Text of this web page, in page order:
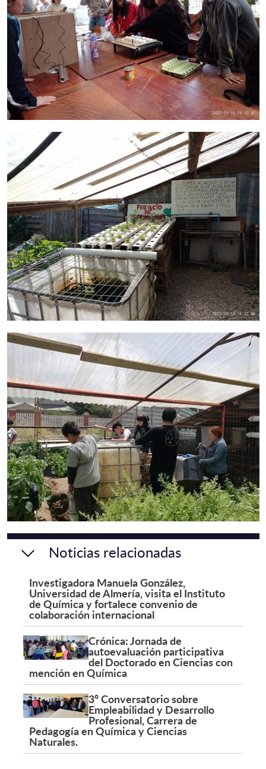
Noticias relacionadas
Investigadora Manuela González,
Universidad de Almería, visita el Instituto
de Química y fortalece convenio de
colaboración internacional
Crónica: Jornada de
autoevaluación participativa
del Doctorado en Ciencias con
mención en Química
3º Conversatorio sobre
Empleabilidad y Desarrollo
Profesional, Carrera de
Pedagogía en Química y Ciencias
Naturales.